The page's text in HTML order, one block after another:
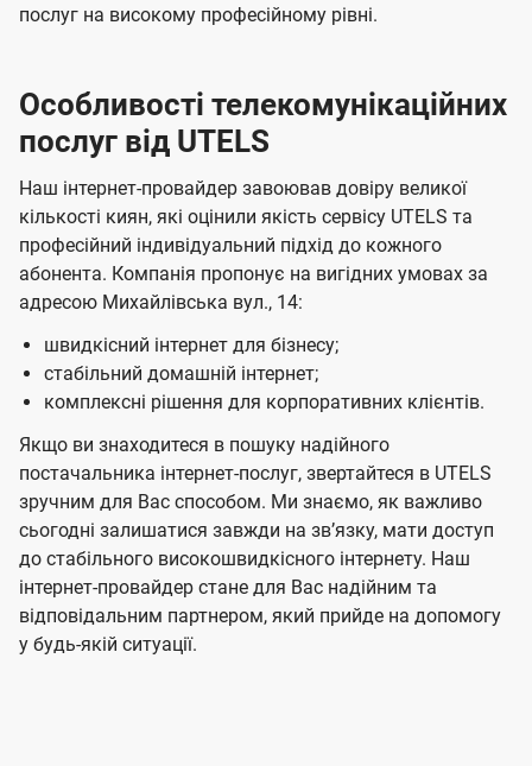
послуг на високому професійному рівні.
Особливості телекомунікаційних
послуг від UTELS
Наш інтернет-провайдер завоював довіру великої
кількості киян, які оцінили якість сервісу UTELS та
професійний індивідуальний підхід до кожного
абонента. Компанія пропонує на вигідних умовах за
адресою Михайлівська вул., 14:
швидкісний інтернет для бізнесу;
стабільний домашній інтернет;
комплексні рішення для корпоративних клієнтів.
Якщо ви знаходитеся в пошуку надійного
постачальника інтернет-послуг, звертайтеся в UTELS
зручним для Вас способом. Ми знаємо, як важливо
сьогодні залишатися завжди на звʼязку, мати доступ
до стабільного високошвидкісного інтернету. Наш
інтернет-провайдер стане для Вас надійним та
відповідальним партнером, який прийде на допомогу
у будь-якій ситуації.